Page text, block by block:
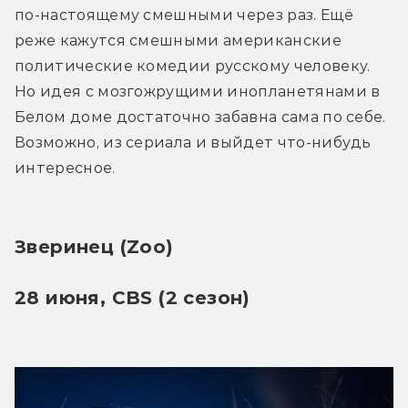
по-настоящему смешными через раз. Ещё
реже кажутся смешными американские
политические комедии русскому человеку.
Но идея с мозгожрущими инопланетянами в
Белом доме достаточно забавна сама по себе.
Возможно, из сериала и выйдет что-нибудь
интересное.
Зверинец (Zoo)
28 июня, CBS (2 сезон)